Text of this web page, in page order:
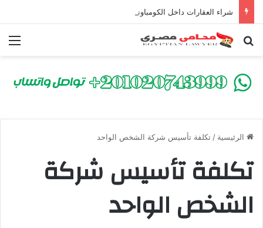
بحث عن
الرئيسية / تكلفة تأسيس شركة الشخص الواحد
تكلفة تأسيس شركة
الشخص الواحد